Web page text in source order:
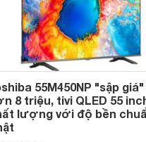
55M450NP "sập
8 triệu, tivi QLED 55
lượng với độ bền